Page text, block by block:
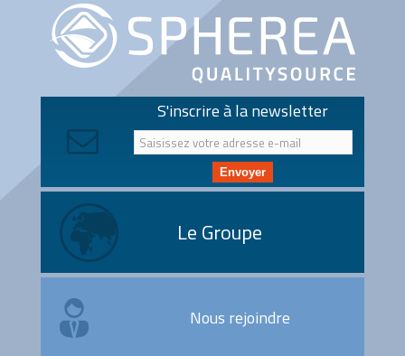
S'inscrire à la newsletter
Envoyer
Le Groupe
Nous rejoindre